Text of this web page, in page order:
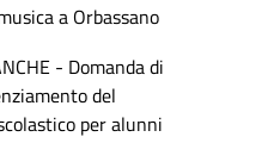
a Orbassano
- Domanda di
del
per alunni